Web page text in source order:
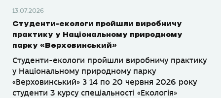
13.07.2026
Студенти-екологи пройшли виробничу
практику у Національному природному
парку «Верховинський»
Студенти-екологи пройшли виробничу практику
у Національному природному парку
«Верховинський» З 14 по 20 червня 2026 року
студенти 3 курсу спеціальності «Екологія»